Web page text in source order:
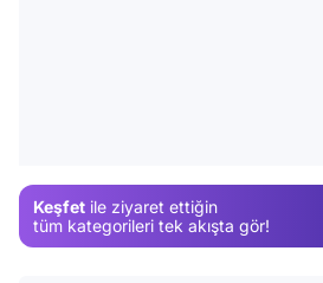
Keşfet ile ziyaret ettiğin
tüm kategorileri tek akışta gör!